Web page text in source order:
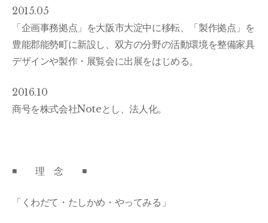
2015.05
「企画事務拠点」を大阪市大淀中に移転、「製作拠点」を
豊能郡能勢町に新設し、双方の分野の活動環境を整備家具
デザインや製作・展覧会に出展をはじめる。
2016.10
商号を株式会社Noteとし、法人化。
◾️ 理 念 ◾️
「くわだて・たしかめ・やってみる」